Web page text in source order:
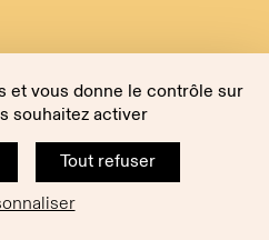
et vous donne le contrôle sur
souhaitez activer
Tout refuser